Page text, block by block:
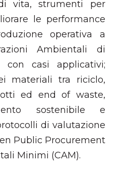
vita, strumenti per
le performance
operativa a
Ambientali di
con casi applicativi;
materiali tra riciclo,
ed end of waste,
sostenibile e
di valutazione
Public Procurement
Minimi (CAM).